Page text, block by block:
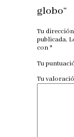
globo”
Tu
publicada.
con*
Tu
Tu